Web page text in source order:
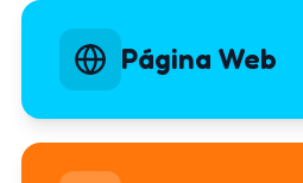
Página Web